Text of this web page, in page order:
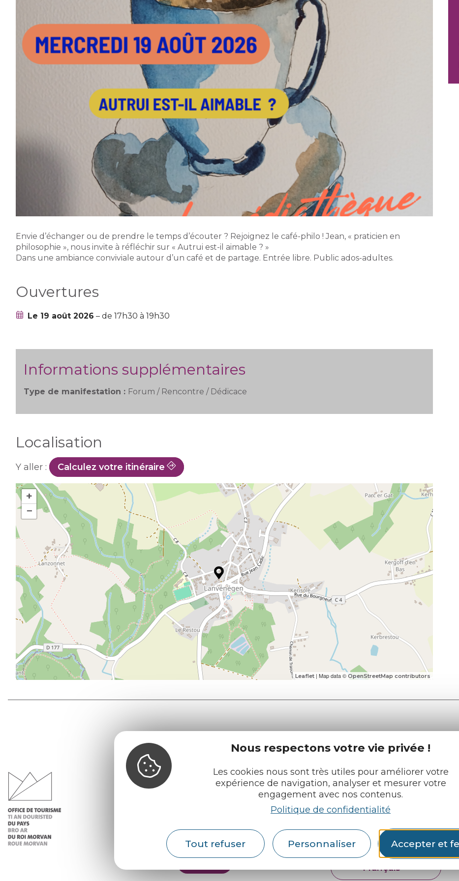
Nous respectons votre vie privée !
Les cookies nous sont très utiles pour améliorer votre
expérience de navigation, analyser et mesurer votre
engagement avec nos contenus.
Politique de confidentialité
Tout refuser Personnaliser Accepter et
Envie d’échanger ou de prendre le temps d’écouter ? Rejoignez le café-philo ! Jean, « praticien en
philosophie », nous invite à réfléchir sur « Autrui est-il aimable ? »
Dans une ambiance conviviale autour d’un café et de partage. Entrée libre. Public ados-adultes.
Ouvertures
Le 19 août 2026 – de 17h30 à 19h30
Informations supplémentaires
Type de manifestation : Forum / Rencontre / Dédicace
Localisation
Y aller : Calculez votre itinéraire
+
−
Leaflet | Map data © OpenStreetMap contributors
du Pays du roi
Nos brochures
Partenaires
Français
English